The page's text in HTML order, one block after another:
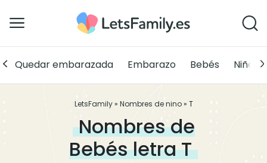
Quedar embarazada Embarazo Bebés Niños
LetsFamily» Nombres de nino» T
Nombres de
Bebés letraT